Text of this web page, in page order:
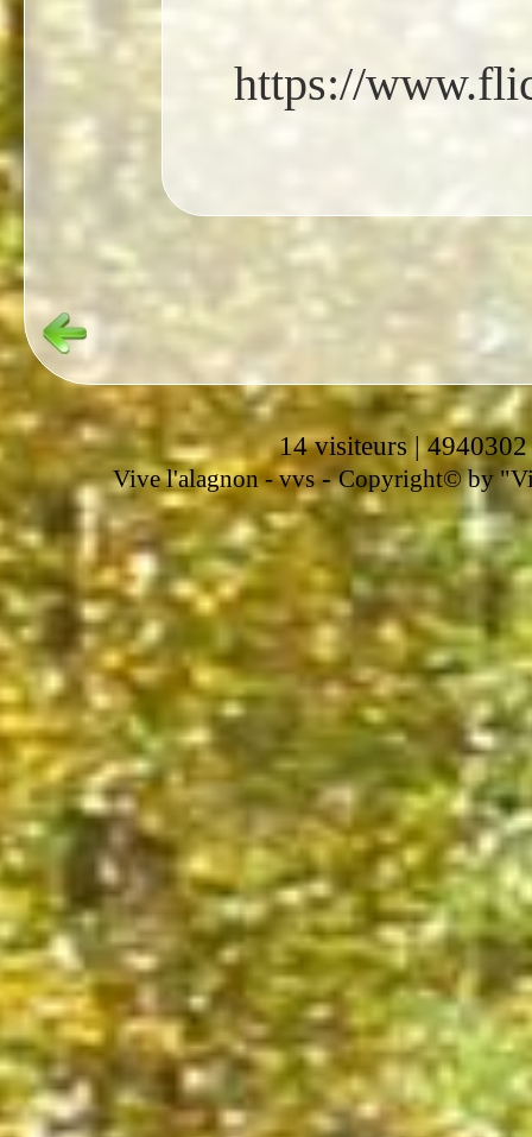
https://
14 visiteurs | 4940302
Vive l'alagnon -vvs-Copyright© by